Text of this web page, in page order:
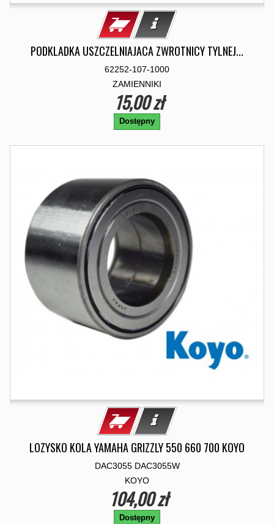
PODKLADKA USZCZELNIAJACA ZWROTNICY TYLNEJ...
62252-107-1000
ZAMIENNIKI
15,00 zł
Dostępny
LOZYSKO KOLA YAMAHA GRIZZLY 550 660 700 KOYO
DAC3055 DAC3055W
KOYO
104,00 zł
Dostępny